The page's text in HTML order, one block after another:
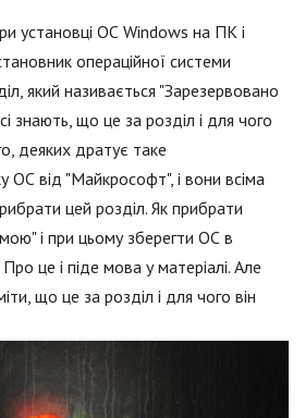
установці ОС Windows на ПК і
операційної системи
який називається "Зарезервовано
знають, що це за розділ і для чого
деяких дратує таке
ОС від "Майкрософт", і вони всіма
цей розділ. Як прибрати
і при цьому зберегти ОС в
це і піде мова у матеріалі. Але
що це за розділ і для чого він